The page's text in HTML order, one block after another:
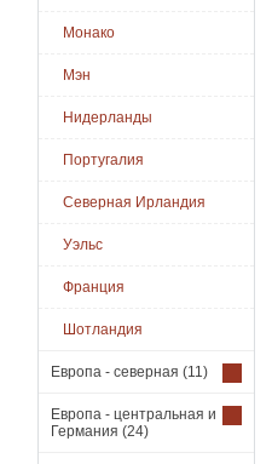
Монако
Мэн
Нидерланды
Португалия
Северная Ирландия
Уэльс
Франция
Шотландия
Европа - северная (11)
Европа - центральная и
Германия (24)